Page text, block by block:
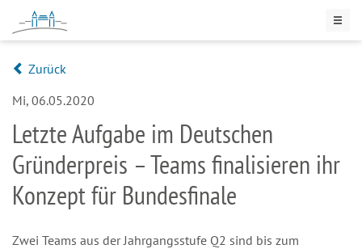
Zurück
Mi, 06.05.2020
Letzte Aufgabe im Deutschen
Gründerpreis – Teams finalisieren ihr
Konzept für Bundesfinale
Zwei Teams aus der Jahrgangsstufe Q2 sind bis zum